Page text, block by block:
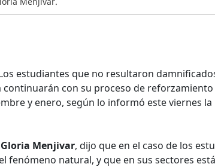
estudiantes que no resultaron
con su proceso de reforzamiento
y enero, según lo informó este viernes la
Gloria Menjivar, dijo que en el caso de los
fenómeno natural, y que en sus sectores